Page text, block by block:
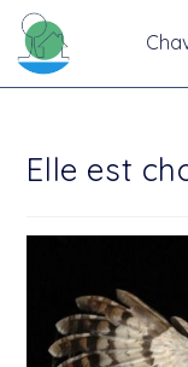
Elle est